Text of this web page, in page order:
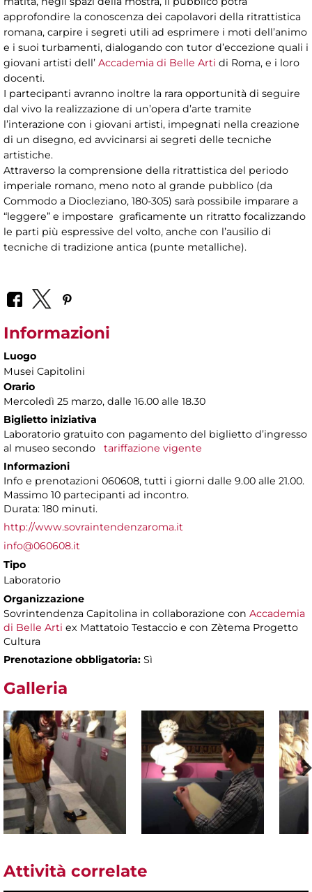
approfondire la conoscenza dei capolavori della ritrattistica
romana, carpire i segreti utili ad esprimere i moti dell’animo
e i suoi turbamenti, dialogando con tutor d’eccezione quali i
giovani artisti dell’ Accademia di Belle Arti di Roma, e i loro
docenti.
I partecipanti avranno inoltre la rara opportunità di seguire
dal vivo la realizzazione di un’opera d’arte tramite
l’interazione con i giovani artisti, impegnati nella creazione
di un disegno, ed avvicinarsi ai segreti delle tecniche
artistiche.
Attraverso la comprensione della ritrattistica del periodo
imperiale romano, meno noto al grande pubblico (da
Commodo a Diocleziano, 180-305) sarà possibile imparare a
“leggere” e impostare graficamente un ritratto focalizzando
le parti più espressive del volto, anche con l’ausilio di
tecniche di tradizione antica (punte metalliche).
Informazioni
Luogo
Musei Capitolini
Orario
Mercoledì 25 marzo, dalle 16.00 alle 18.30
Biglietto iniziativa
Laboratorio gratuito con pagamento del biglietto d’ingresso
al museo secondo tariffazione vigente
Informazioni
Info e prenotazioni 060608, tutti i giorni dalle 9.00 alle 21.00.
Massimo 10 partecipanti ad incontro.
Durata: 180 minuti.
http://www.sovraintendenzaroma.it
info@060608.it
Tipo
Laboratorio
Organizzazione
Sovrintendenza Capitolina in collaborazione con Accademia
di Belle Arti ex Mattatoio Testaccio e con Zètema Progetto
Cultura
Prenotazione obbligatoria: Sì
Galleria
Attività correlate